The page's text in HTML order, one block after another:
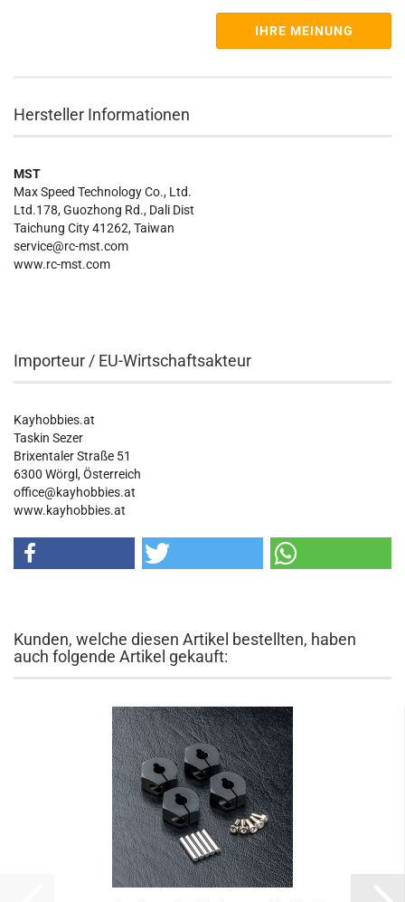
IHRE MEINUNG
Hersteller Informationen
MST
Max Speed Technology Co., Ltd.
Ltd.178, Guozhong Rd., Dali Dist
Taichung City 41262, Taiwan
service@rc-mst.com
www.rc-mst.com
Importeur / EU-Wirtschaftsakteur
Kayhobbies.at
Taskin Sezer
Brixentaler Straße 51
6300 Wörgl, Österreich
office@kayhobbies.at
www.kayhobbies.at
Kunden, welche diesen Artikel bestellten, haben
auch folgende Artikel gekauft: